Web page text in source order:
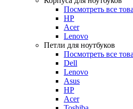
Посмотреть все
HP
Acer
Lenovo
Петли для ноутбуков
Посмотреть все
Dell
Lenovo
Asus
HP
Acer